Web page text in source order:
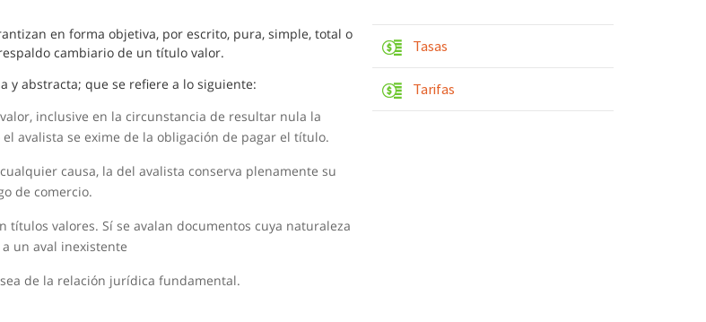
en forma objetiva, por escrito, pura, simple, total o
cambiario de un título valor.
y abstracta; que se refiere a lo siguiente:
inclusive en la circunstancia de resultar nula la
avalista se exime de la obligación de pagar el título.
causa, la del avalista conserva plenamente su
de comercio.
títulos valores. Sí se avalan documentos cuya naturaleza
un aval inexistente
de la relación jurídica fundamental.
Tasas
Tarifas